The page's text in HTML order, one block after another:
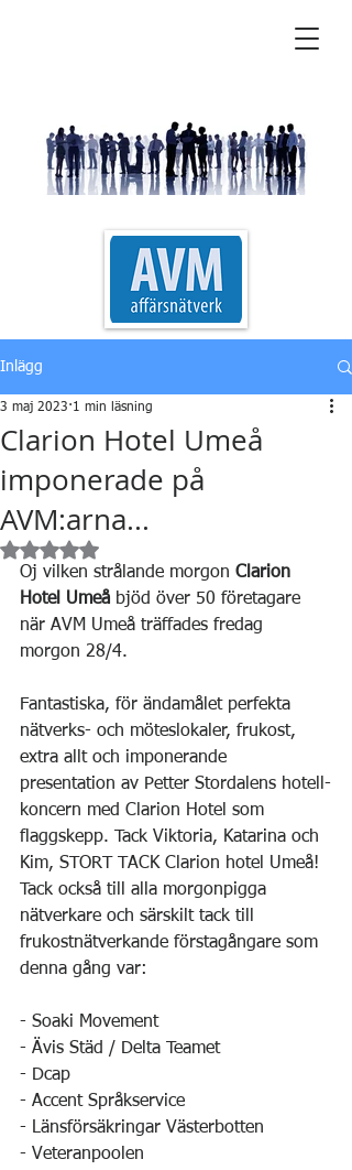
Inlägg
Clarion Hotel Umeå
imponerade på
AVM:arna...
3 maj 2023 1 min läsning
Betygsatt till NaN av 5 stjärnor.
Oj vilken strålande morgon Clarion
Hotel Umeå bjöd över 50 företagare
när AVM Umeå träffades fredag
morgon 28/4.
Fantastiska, för ändamålet perfekta
nätverks- och möteslokaler, frukost,
extra allt och imponerande
presentation av Petter Stordalens hotell-
koncern med Clarion Hotel som
flaggskepp. Tack Viktoria, Katarina och
Kim, STORT TACK Clarion hotel Umeå!
Tack också till alla morgonpigga
nätverkare och särskilt tack till
frukostnätverkande förstagångare som
denna gång var:
- Soaki Movement
- Ävis Städ / Delta Teamet
- Dcap
- Accent Språkservice
- Länsförsäkringar Västerbotten
- Veteranpoolen